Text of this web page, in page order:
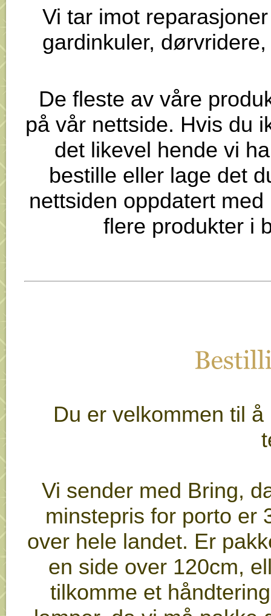
Vi tar imot
gardinkuler,
De fleste av våre
på vår nettside. Hvis du
det likevel hende vi
bestille eller lage det
nettsiden oppdatert
flere produkter i
Du er velkommen til
Vi sender med Bring,
minstepris for porto er
over hele landet. Er
en side over 120cm,
tilkomme et